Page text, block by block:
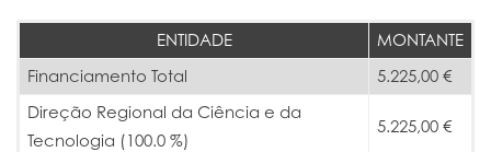
ENTIDADE
MONTANTE
Financiamento Total
5.225,00 €
Direção Regional da Ciência e da
Tecnologia (100.0 %)
5.225,00 €